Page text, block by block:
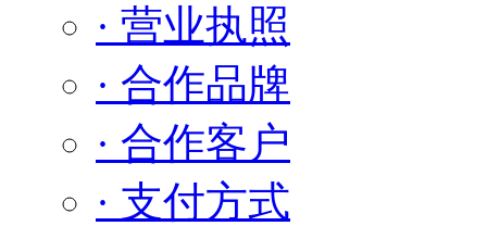
· 营业执照
· 合作品牌
· 合作客户
· 支付方式